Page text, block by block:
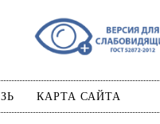
КАРТА САЙТА